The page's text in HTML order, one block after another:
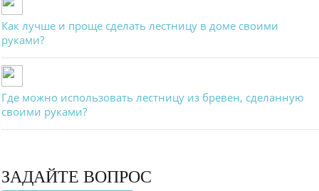
Как лучше и проще сделать лестницу в доме своими
руками?
Где можно использовать лестницу из бревен, сделанную
своими руками?
ЗАДАЙТЕ ВОПРОС